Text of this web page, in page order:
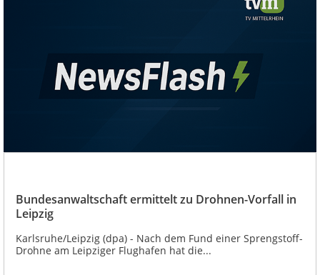
Bundesanwaltschaft ermittelt zu Drohnen-Vorfall in
Leipzig
Karlsruhe/Leipzig (dpa) - Nach dem Fund einer Sprengstoff-
Drohne am Leipziger Flughafen hat die...